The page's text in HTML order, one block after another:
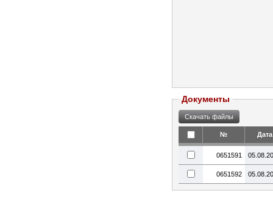
Документы
№
0651591
0651592